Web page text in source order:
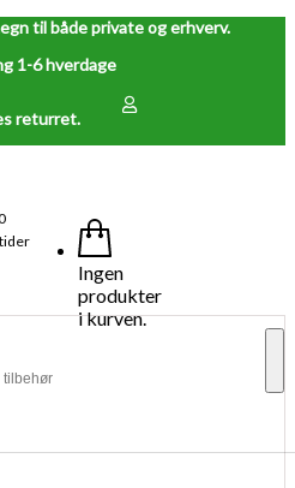
til både private og erhverv.
1-6 hverdage
returret.
Ingen
produkter
i kurven.